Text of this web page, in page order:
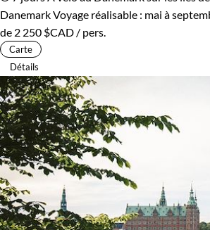
DanemarkVoyage réalisable : mai à
de 2 250 $CAD / pers.
Carte
Détails